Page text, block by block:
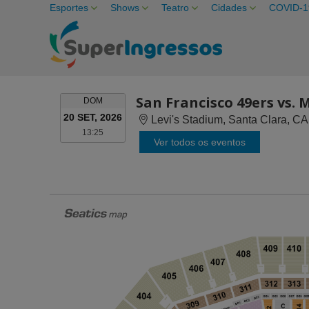
Esportes Shows Teatro Cidades COVID-
DOMDOMINGO
20 SET, 2026
13:25
San Francisco 49ers vs.
Levi's Stadium, Santa Clara, CA
Ver todos os eventos